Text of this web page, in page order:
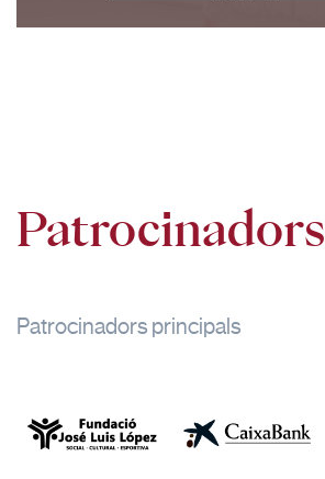
Patrocinadors
Patrocinadors principals